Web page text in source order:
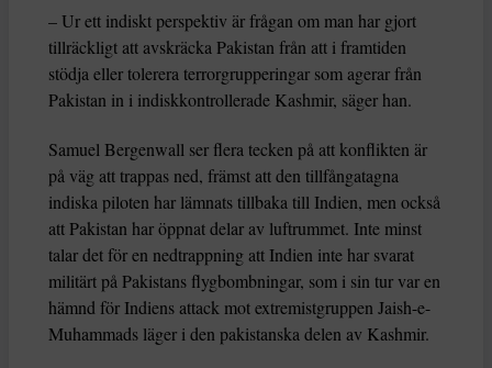
– Ur ett indiskt perspektiv är frågan om man har gjort
tillräckligt att avskräcka Pakistan från att i framtiden
stödja eller tolerera terrorgrupperingar som agerar från
Pakistan in i indiskkontrollerade Kashmir, säger han.
Samuel Bergenwall ser flera tecken på att konflikten är
på väg att trappas ned, främst att den tillfångatagna
indiska piloten har lämnats tillbaka till Indien, men också
att Pakistan har öppnat delar av luftrummet. Inte minst
talar det för en nedtrappning att Indien inte har svarat
militärt på Pakistans flygbombningar, som i sin tur var en
hämnd för Indiens attack mot extremistgruppen Jaish-e-
Muhammads läger i den pakistanska delen av Kashmir.